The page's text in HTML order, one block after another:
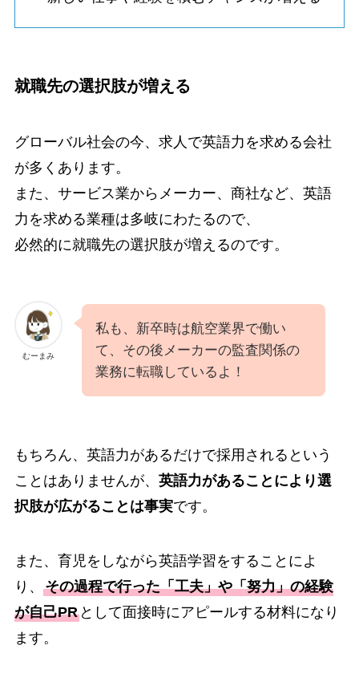
就職先の選択肢が増える
グローバル社会の今、求人で英語力を求める会社
が多くあります。
また、サービス業からメーカー、商社など、英語
力を求める業種は多岐にわたるので、
必然的に就職先の選択肢が増えるのです。
むーまみ
私も、新卒時は航空業界で働い
て、その後メーカーの監査関係の
業務に転職しているよ！
もちろん、英語力があるだけで採用されるという
ことはありませんが、 英語力があることにより選
択肢が広がることは事実です。
また、育児をしながら英語学習をすることによ
り、 その過程で行った「工夫」や「努力」の経験
が自己PRとして面接時にアピールする材料になり
ます。